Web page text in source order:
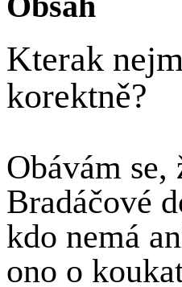
Kterak
korektně?
Obávám
Bradáčové
kdo nemá
ono o